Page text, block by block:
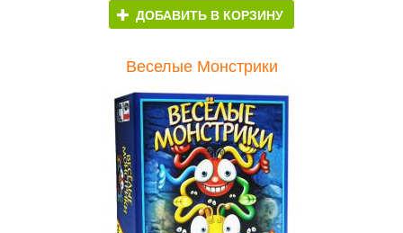
ДОБАВИТЬ В КОРЗИНУ
Веселые Монстрики